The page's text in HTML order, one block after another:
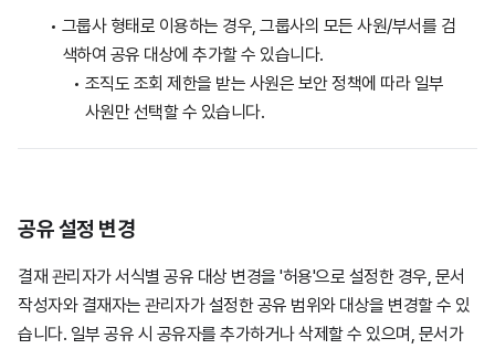
그룹사 형태로 이용하는 경우, 그룹사의 모든 사원/부서를 검
색하여 공유 대상에 추가할 수 있습니다.
조직도 조회 제한을 받는 사원은 보안 정책에 따라 일부
사원만 선택할 수 있습니다.
공유 설정 변경
결재 관리자가 서식별 공유 대상 변경을 '허용'으로 설정한 경우, 문서
작성자와 결재자는 관리자가 설정한 공유 범위와 대상을 변경할 수 있
습니다. 일부 공유 시 공유자를 추가하거나 삭제할 수 있으며, 문서가